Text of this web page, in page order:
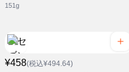
151g
¥458(税込¥494.64)